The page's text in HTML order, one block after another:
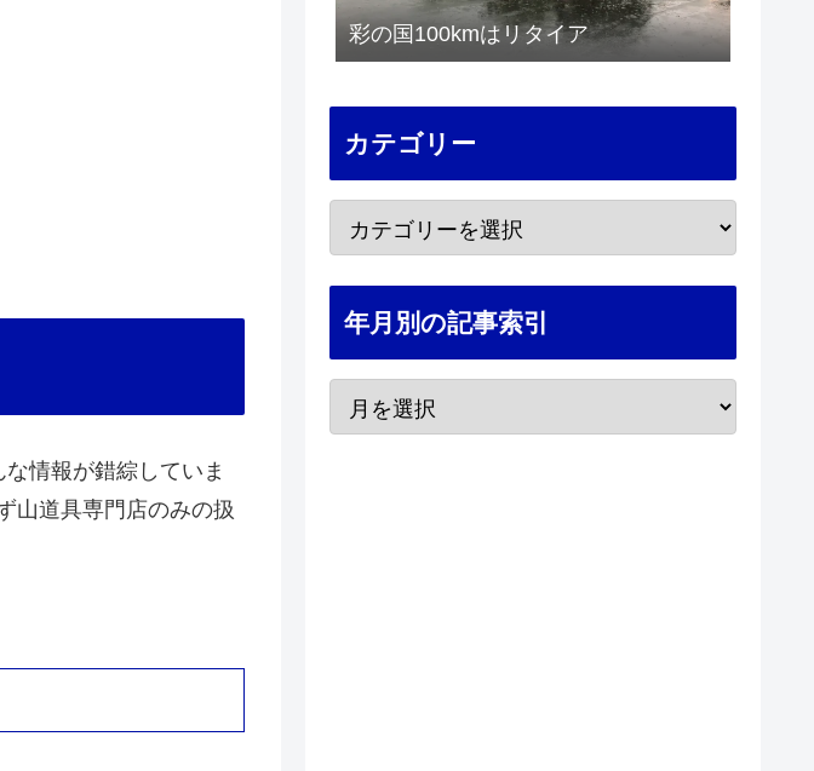
情報が錯綜していま
山道具専門店のみの扱
彩の国100kmはリタイア
カテゴリー
年月別の記事索引